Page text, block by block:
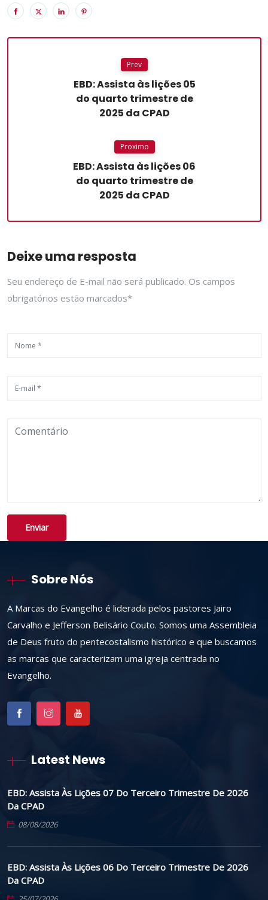
Prev
EBD: Assista às lições 05
do quarto trimestre de
2025 da CPAD
Proximo
EBD: Assista às lições 06
do quarto trimestre de
2025 da CPAD
Deixe uma resposta
Seu endereço de E-mail não será publicado. Os campos
obrigatórios estão marcados*
Sobre Nós
A Marcas do Evangelho é liderada pelos pastores Jairo
Carvalho e Jefferson Belisário Couto. Somos uma Assembleia
de Deus fruto do pentecostalismo histórico e que buscamos
as marcas que caracterizam uma igreja centrada no
Evangelho.
Latest News
EBD: Assista Às Lições 07 Do Terceiro Trimestre De 2026
Da CPAD
08/08/2026
EBD: Assista Às Lições 06 Do Terceiro Trimestre De 2026
Da CPAD